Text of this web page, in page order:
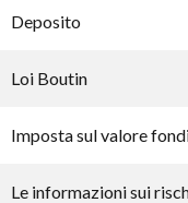
Deposito
Loi Boutin
Imposta sul valore
Le informazioni sui